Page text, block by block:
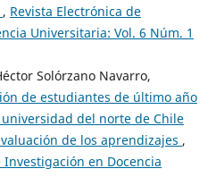
, Revista Electrónica de
Universitaria: Vol. 6 Núm. 1
Solórzano Navarro,
de estudiantes de último año
del norte de Chile
de los aprendizajes ,
Investigación en Docencia